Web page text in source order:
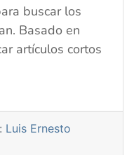
buscar los
Basado en
artículos cortos
Luis Ernesto